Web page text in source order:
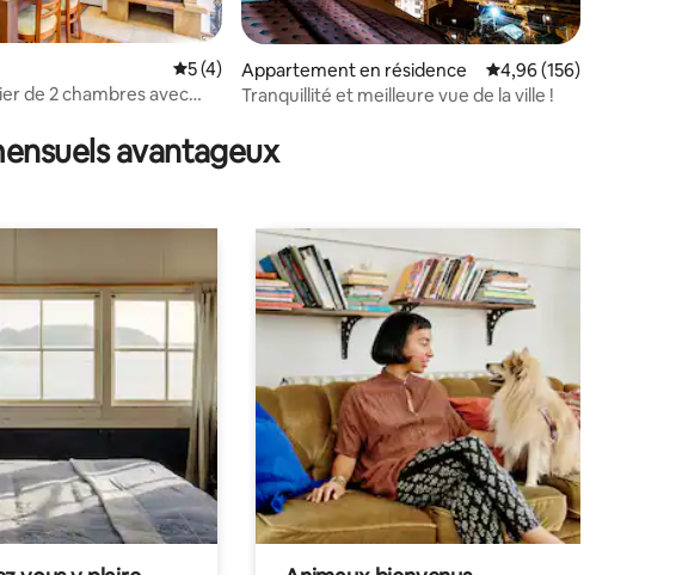
base de 12 commentaires : 5 sur 5
Évaluation moyenne sur la base de 4 commentaires : 5 sur 5
5 (4)
de 2 chambres avec
Appartement en résidence Évaluation moyenne
4,96 (156)
Tranquillité et meilleure vue de la ville !
avantageux